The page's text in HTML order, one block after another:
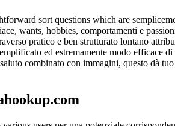
sort questions which are
wants, hobbies, comportamenti e
pratico e ben strutturato lontano
ed estremamente modo
combinato con immagini, questo dà